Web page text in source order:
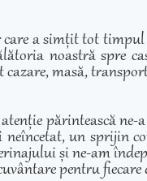
a simțit tot
noastră spre
masă,
părintească
un sprijin
și ne-am
pentru